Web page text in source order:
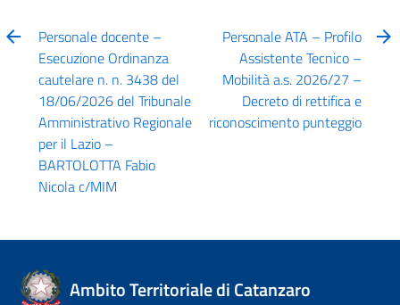
Personale docente –
Esecuzione Ordinanza
cautelare n. n. 3438 del
18/06/2026 del Tribunale
Amministrativo Regionale
per il Lazio –
BARTOLOTTA Fabio
Nicola c/MIM
Personale ATA – Profilo
Assistente Tecnico –
Mobilità a.s. 2026/27 –
Decreto di rettifica e
riconoscimento punteggio
Ambito Territoriale di Catanzaro